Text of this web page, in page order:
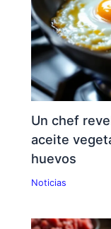
Un chef
aceite
huevos
Noticias